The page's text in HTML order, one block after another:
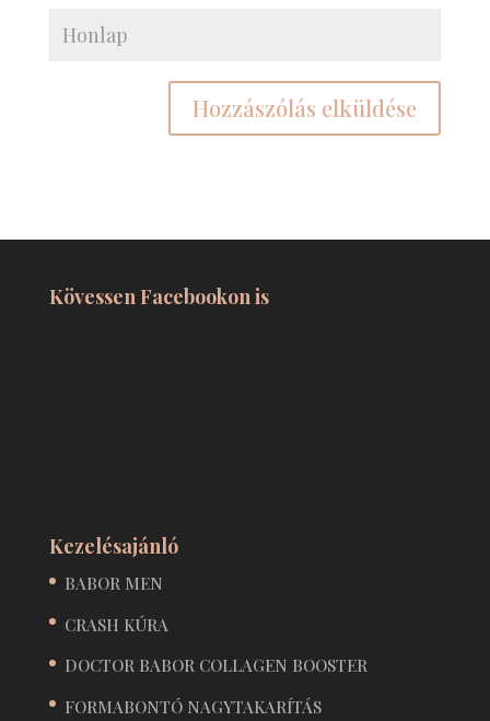
Kövessen Facebookon is
Kezelésajánló
BABOR MEN
CRASH KÚRA
DOCTOR BABOR COLLAGEN BOOSTER
FORMABONTÓ NAGYTAKARÍTÁS